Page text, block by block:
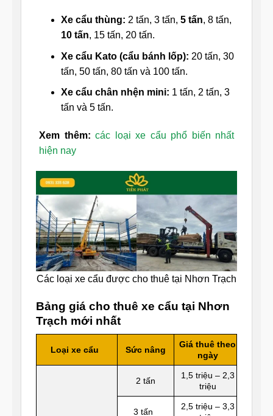
Xe cẩu thùng: 2 tấn, 3 tấn, 5 tấn, 8 tấn,
10 tấn, 15 tấn, 20 tấn.
Xe cẩu Kato (cẩu bánh lốp): 20 tấn, 30
tấn, 50 tấn, 80 tấn và 100 tấn.
Xe cẩu chân nhện mini: 1 tấn, 2 tấn, 3
tấn và 5 tấn.
Xem thêm: các loại xe cẩu phổ biến nhất
hiện nay
Các loại xe cẩu được cho thuê tại Nhơn Trạch
Bảng giá cho thuê xe cẩu tại Nhơn
Trạch mới nhất
Loại xe cẩu Sức nâng
Giá thuê theo
ngày
2 tấn
1,5 triệu – 2,3
triệu
3 tấn
2,5 triệu – 3,3